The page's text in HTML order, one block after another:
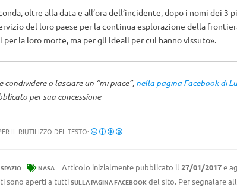
oltre alla data e all’ora dell’incidente, dopo i nomi dei 3
del loro paese per la continua esplorazione della
per la loro morte, ma per gli ideali per cui hanno vissuto».
condividere o lasciare un “mi piace”, nella pagina Facebook di
per sua concessione
IL RIUTILIZZO DEL TESTO:
SPAZIO NASA Articolo inizialmente pubblicato il 27/01/2017e
sono aperti a tutti SULLA PAGINA FACEBOOKdel sito. Per segnalare